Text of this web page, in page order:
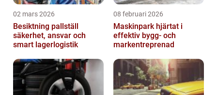
02 mars 2026
Besiktning pallställ
säkerhet, ansvar och
smart lagerlogistik
08 februari 2026
Maskinpark hjärtat i
effektiv bygg- och
markentreprenad